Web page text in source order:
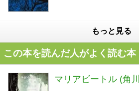
もっと見る
この本を読んだ人がよく読む本
マリアビートル (角